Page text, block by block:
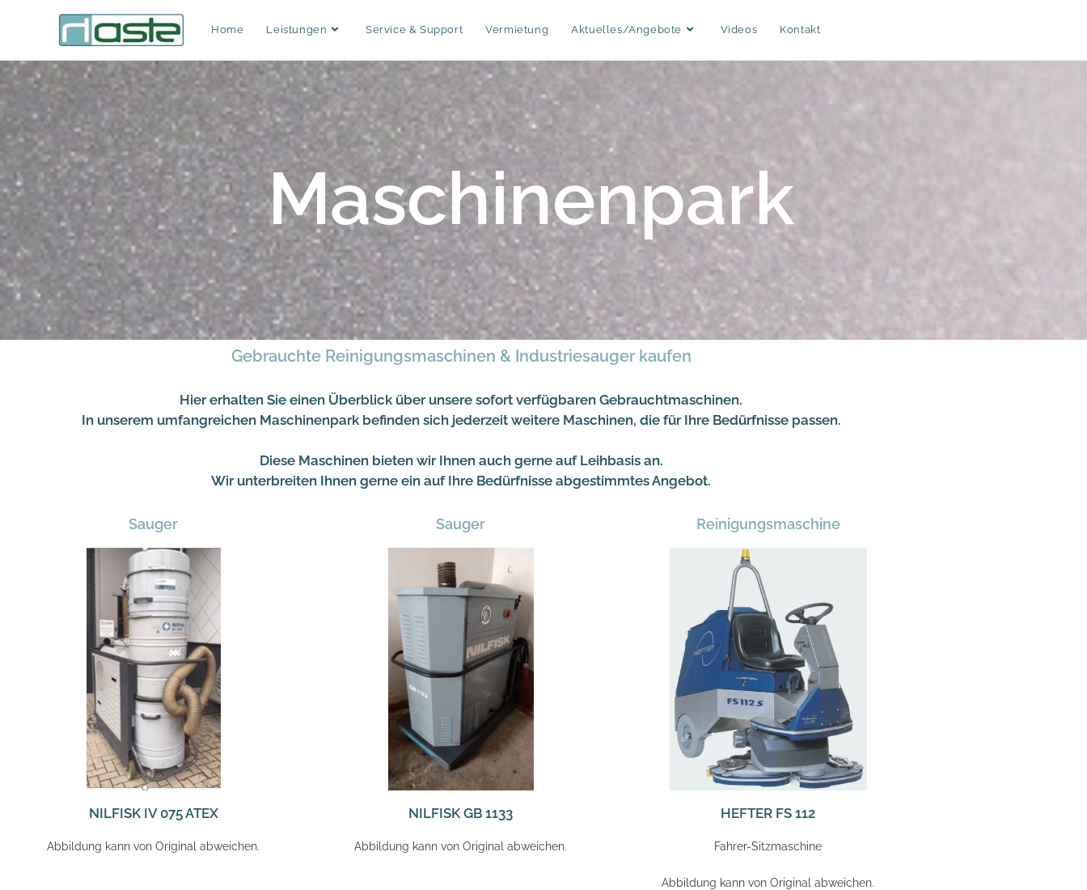
Home Leistungen Service & Support Vermietung Aktuelles/Angebote Videos Kontakt
Maschinenpark
Gebrauchte Reinigungsmaschinen & Industriesauger kaufen
Hier erhalten Sie einen Überblick über unsere sofort verfügbaren Gebrauchtmaschinen.
In unserem umfangreichen Maschinenpark befinden sich jederzeit weitere Maschinen, die für Ihre Bedürfnisse passen.
Diese Maschinen bieten wir Ihnen auch gerne auf Leihbasis an.
Wir unterbreiten Ihnen gerne ein auf Ihre Bedürfnisse abgestimmtes Angebot.
Sauger
NILFISK IV 075 ATEX
Abbildung kann von Original abweichen.
Sauger
NILFISK GB 1133
Abbildung kann von Original abweichen.
Reinigungsmaschine
HEFTER FS 112
Fahrer-Sitzmaschine
Abbildung kann von Original abweichen.